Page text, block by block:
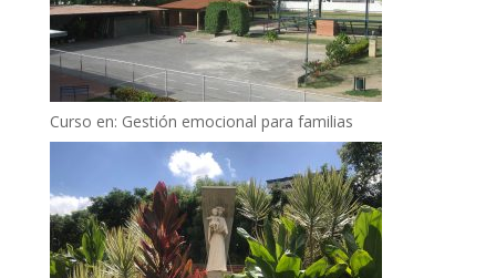
Curso en: Gestión emocional para familias